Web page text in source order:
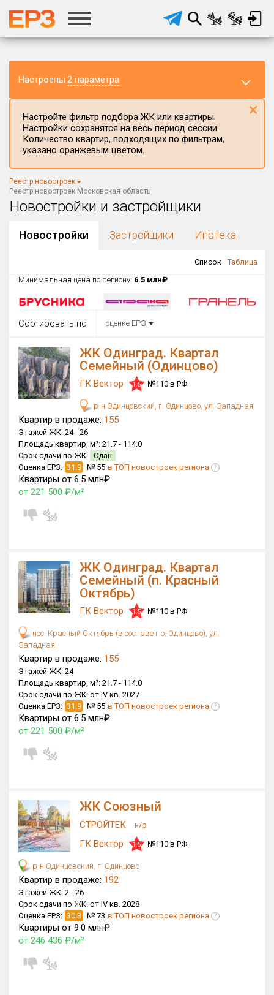
Настроены 2 параметра
Московская область
Район в регионе
Все
Район в городе
₽/м²
Цена
от до
Общая площадь, м²
от
Срок сдачи
от Сдан в 2020
Вид объекта
Кол-во комнат
Только новые
Оценка ЕРЗ ЖК
от
с продажами
Рейтинг ЕРЗ
Найдено:
Жилых комплексов
Многоквартирных домов
Поселков таунхаусов
Многоквартирных домов
Блокированных домов
блоков в БД
Настройте фильтр подбора ЖК или квартиры.
Настройки сохранятся на весь период сессии.
Количество квартир, подходящих по фильтрам,
указано оранжевым цветом.
×
Реестр новостроек
Реестр новостроек Московская область
Новостройки и застройщики
Новостройки Застройщики Ипотека
Список
Таблица
Минимальная цена по региону: 6.5 млн₽
Сортировать по оценке ЕРЗ
ЖК Одинград. Квартал
Семейный (Одинцово)
ГК Вектор 1.5 №110 в РФ
р-н Одинцовский, г. Одинцово, ул. Западная
Квартир в продаже: 155
Этажей ЖК: 24 - 26
Площадь квартир, м²: 21.7 - 114.0
Срок сдачи по ЖК: Сдан
Оценка ЕРЗ: 31.9 № 55 в ТОП новостроек региона ?
Квартиры от 6.5 млн₽
от 221 500 ₽/м²
ЖК Одинград. Квартал
Семейный (п. Красный
Октябрь)
ГК Вектор 1.5 №110 в РФ
пос. Красный Октябрь (в составе г.о. Одинцово), ул.
Западная
Квартир в продаже: 155
Этажей ЖК: 24
Площадь квартир, м²: 21.7 - 114.0
Срок сдачи по ЖК: от IV кв. 2027
Оценка ЕРЗ: 31.9 № 55 в ТОП новостроек региона ?
Квартиры от 6.5 млн₽
от 221 500 ₽/м²
ЖК Союзный
СТРОЙТЕК н/р
ГК Вектор 1.5 №110 в РФ
р-н Одинцовский, г. Одинцово
Квартир в продаже: 192
Этажей ЖК: 2 - 26
Срок сдачи по ЖК: от IV кв. 2028
Оценка ЕРЗ: 30.3 № 73 в ТОП новостроек региона ?
Квартиры от 9.0 млн₽
от 246 436 ₽/м²